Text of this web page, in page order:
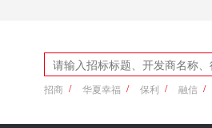
招商 华夏幸福 保利 融信